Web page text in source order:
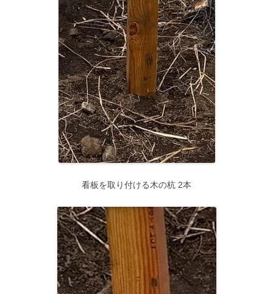
看板を取り付ける木の杭 2本